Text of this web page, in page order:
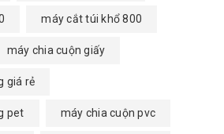
máy cắt túi khổ 800
máy chia cuộn giấy
giá rẻ
pet máy chia cuộn pvc